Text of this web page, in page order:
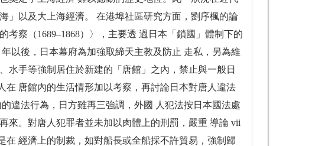
」以及大上海經濟。 在港埠社區研究方面，劉序楓的論
察（1689–1868）〉，主要透 過日本「鎖國」體制下的
以後，日本幕府為加強取締天主教及防止 走私，另為維
水手等強制居住於新建的「唐館」之內，禁止與一般日
唐館內的生活情形加以考察，再討論日本對唐人違法
違法行為，日方雖再三強調，外國 人犯法按日本國法處
來。對唐人犯罪者並未加以肉體上的刑罰，嚴重 導論 vii
經濟上的制裁，如對船長或全船採不許貿易，強制歸